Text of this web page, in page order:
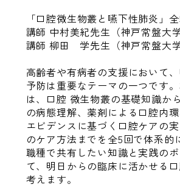
「口腔微生物叢と嚥下性肺炎」
講師 中村美紀先生（神戸常盤大学
講師 柳田 学先生（神戸常盤大学
高齢者や有病者の支援において
予防は重要なテーマの一つです
は、口腔 微生物叢の基礎知識か
の病態理解、薬剤による口腔内環
エビデンスに基づく口腔ケアの
のケア方法までを全5回で体系的
職種で共有したい知識と実践の
て、明日からの臨床に活かせる
考えます。